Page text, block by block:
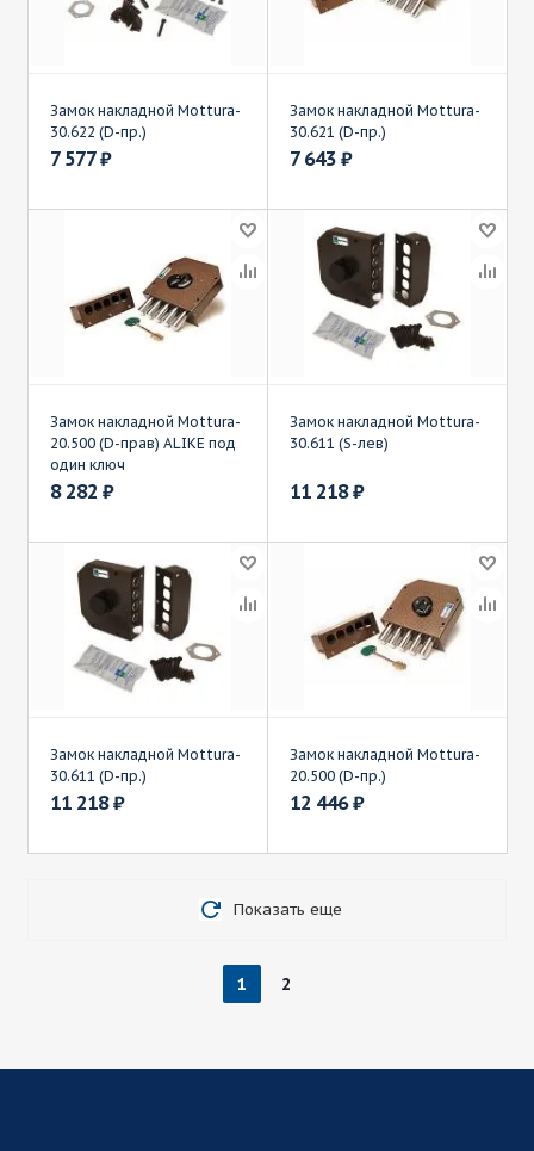
Замок накладной Mottura-
30.622 (D-пр.)
7 577₽
Замок накладной Mottura-
30.621 (D-пр.)
7 643 ₽
Замок накладной Mottura-
20.500 (D-прав) ALIKE под
один ключ
8 282 ₽
Замок накладной Mottura-
30.611 (S-лев)
11 218₽
Замок накладной Mottura-
30.611 (D-пр.)
11 218₽
Замок накладной Mottura-
20.500 (D-пр.)
12 446₽
Показать еще
1 2